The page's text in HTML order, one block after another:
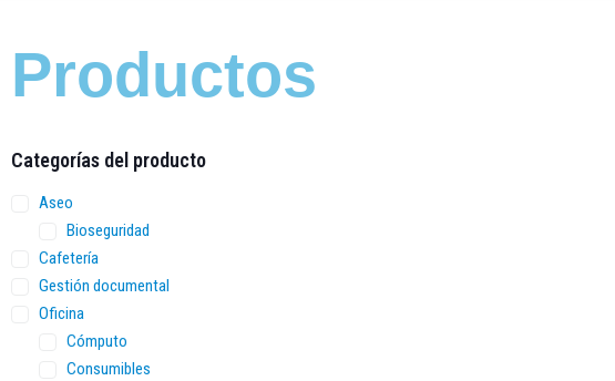
Productos
Categorías del producto
Aseo
Bioseguridad
Cafetería
Gestión documental
Oficina
Cómputo
Consumibles